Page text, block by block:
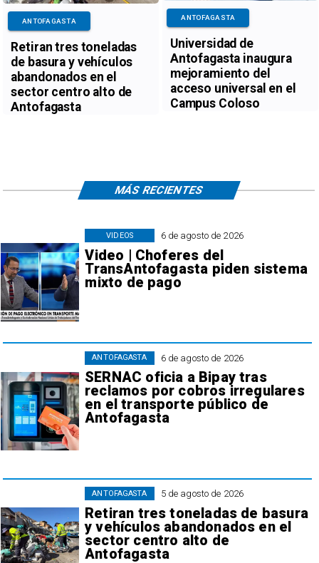
Retiran tres toneladas
de basura y vehículos
abandonados en el
sector centro alto de
Antofagasta
ANTOFAGASTA
Universidad de
Antofagasta inaugura
mejoramiento del
acceso universal en el
Campus Coloso
ANTOFAGASTA
6 de agosto de 2026
Video | Choferes del
TransAntofagasta piden sistema
mixto de pago
VIDEOS
6 de agosto de 2026
SERNAC oficia a Bipay tras
reclamos por cobros irregulares
en el transporte público de
Antofagasta
ANTOFAGASTA
5 de agosto de 2026
Retiran tres toneladas de basura
y vehículos abandonados en el
sector centro alto de
Antofagasta
ANTOFAGASTA
MÁS RECIENTES